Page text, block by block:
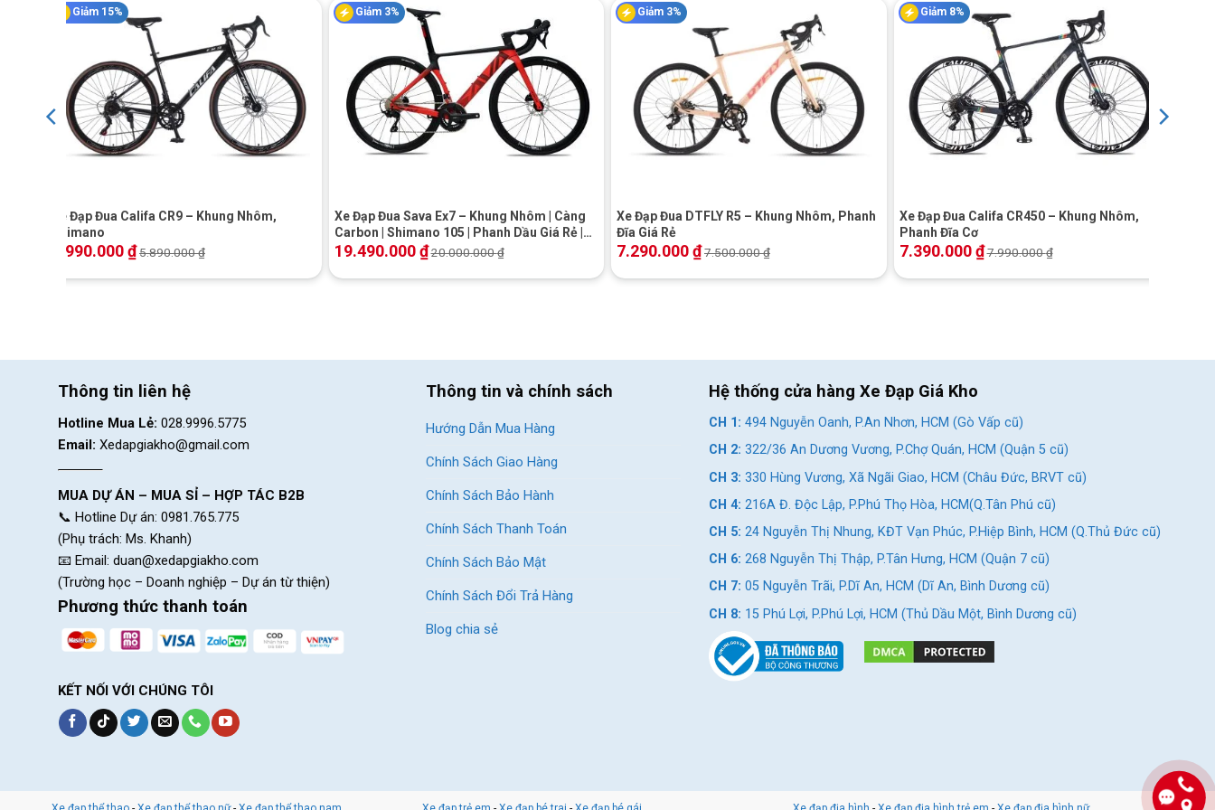
khung-suon-xe-dap-dia-hinh-fornix-xc
Giảm 15%
Xe Đạp Đua Califa CR9 – Khung Nhôm,
Shimano
4.990.000₫5.890.000₫
Giảm 3%
Xe Đạp Đua Sava Ex7 – Khung Nhôm | Càng
Carbon | Shimano 105 | Phanh Dầu Giá Rẻ |
Khuyến mãi Hot
19.490.000₫20.000.000₫
Giảm 3%
Xe Đạp Đua DTFLY R5 – Khung Nhôm, Phanh
Đĩa Giá Rẻ
7.290.000₫7.500.000₫
Giảm 8%
Xe Đạp Đua Califa CR450 – Khung Nhôm,
Phanh Đĩa Cơ
7.390.000₫7.990.000₫
Thông tin liên hệ
Hotline Mua Lẻ: 028.9996.5775
Email: Xedapgiakho@gmail.com
MUA DỰ ÁN – MUA SỈ – HỢP TÁC B2B
📞 Hotline Dự án: 0981.765.775
(Phụ trách: Ms. Khanh)
📧 Email: duan@xedapgiakho.com
(Trường học – Doanh nghiệp – Dự án từ thiện)
Phương thức thanh toán
KẾT NỐI VỚI CHÚNG TÔI
Thông tin và chính sách
Hướng Dẫn Mua Hàng
Chính Sách Giao Hàng
Chính Sách Bảo Hành
Chính Sách Thanh Toán
Chính Sách Bảo Mật
Chính Sách Đổi Trả Hàng
Blog chia sẻ
Hệ thống cửa hàng Xe Đạp Giá Kho
CH 1: 494 Nguyễn Oanh, P.An Nhơn, HCM (Gò Vấp cũ)
CH 2: 322/36 An Dương Vương, P.Chợ Quán, HCM (Quận 5 cũ)
CH 3: 330 Hùng Vương, Xã Ngãi Giao, HCM (Châu Đức, BRVT cũ)
CH 4: 216A Đ. Độc Lập, P.Phú Thọ Hòa, HCM(Q.Tân Phú cũ)
CH 5: 24 Nguyễn Thị Nhung, KĐT Vạn Phúc, P.Hiệp Bình, HCM (Q.Thủ Đức cũ)
CH 6: 268 Nguyễn Thị Thập, P.Tân Hưng, HCM (Quận 7 cũ)
CH 7: 05 Nguyễn Trãi, P.Dĩ An, HCM (Dĩ An, Bình Dương cũ)
CH 8: 15 Phú Lợi, P.Phú Lợi, HCM (Thủ Dầu Một, Bình Dương cũ)